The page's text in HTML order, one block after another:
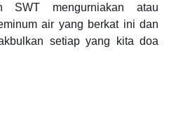
SWT mengurniakan atau
air yang berkat ini dan
setiap yang kita doa